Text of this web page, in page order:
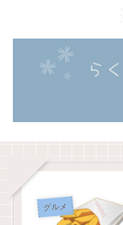
グルメ